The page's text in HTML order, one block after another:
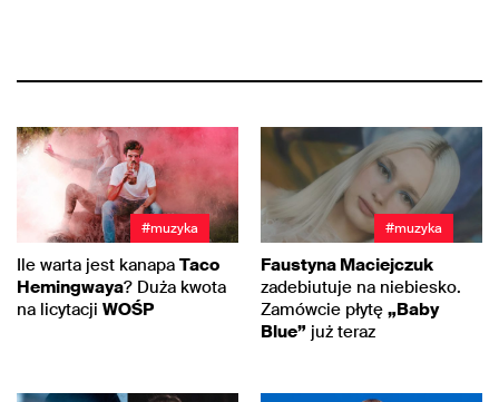
#muzyka
Ile warta jest kanapa Taco
Hemingwaya? Duża kwota
na licytacji WOŚP
#muzyka
Faustyna Maciejczuk
zadebiutuje na niebiesko.
Zamówcie płytę „Baby
Blue” już teraz